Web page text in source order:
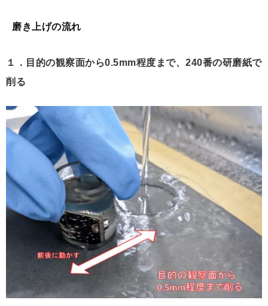
磨き上げの流れ
１．目的の観察面から0.5mm程度まで、240番の研磨紙で
削る